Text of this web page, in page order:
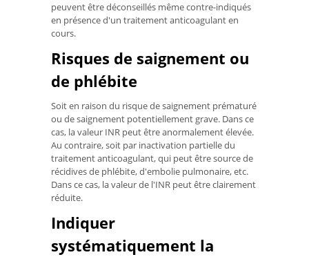
peuvent être déconseillés même contre-indiqués
en présence d'un traitement anticoagulant en
cours.
Risques de saignement ou
de phlébite
Soit en raison du risque de saignement prématuré
ou de saignement potentiellement grave. Dans ce
cas, la valeur INR peut être anormalement élevée.
Au contraire, soit par inactivation partielle du
traitement anticoagulant, qui peut être source de
récidives de phlébite, d'embolie pulmonaire, etc.
Dans ce cas, la valeur de l'INR peut être clairement
réduite.
Indiquer
systématiquement la